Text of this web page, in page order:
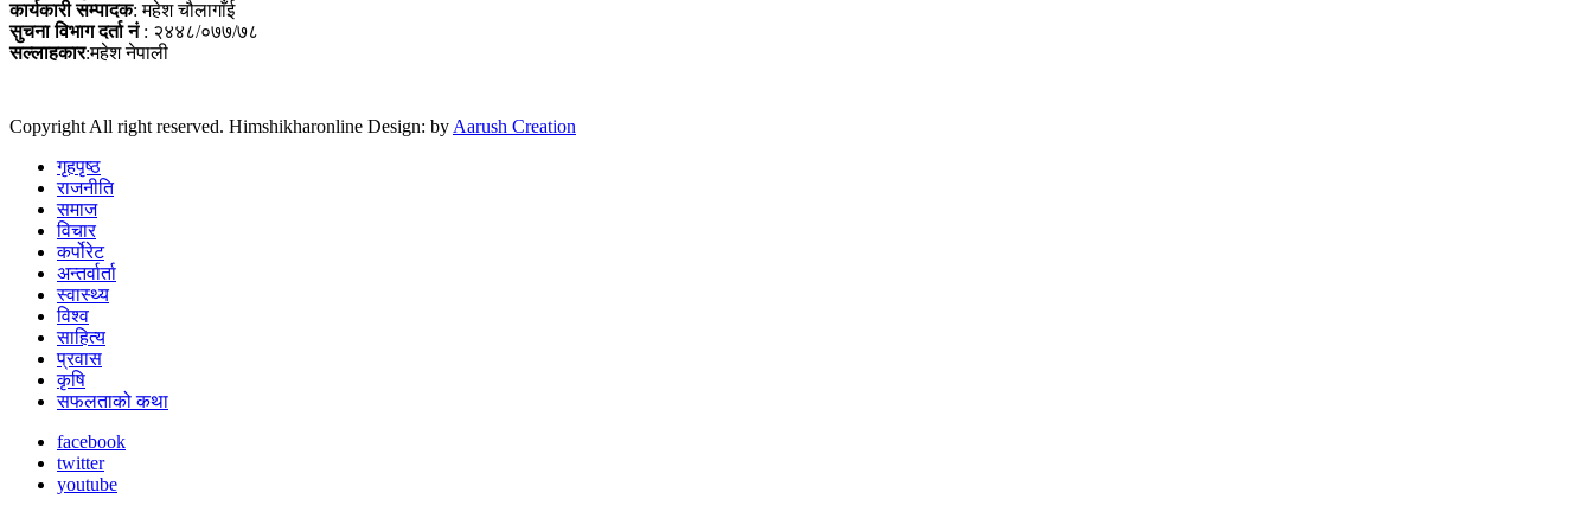
कार्यकारी सम्पादक: महेश चौलागाँई
सुचना विभाग दर्ता नं: २४४८/०७७/७८
सल्लाहकार:महेश नेपाली
Copyright All right reserved. Himshikharonline Design: byAarush Creation
गृहपृष्ठ
राजनीति
समाज
विचार
कर्पोरेट
अन्तर्वार्ता
स्वास्थ्य
विश्व
साहित्य
प्रवास
कृषि
सफलताको कथा
facebook
twitter
youtube